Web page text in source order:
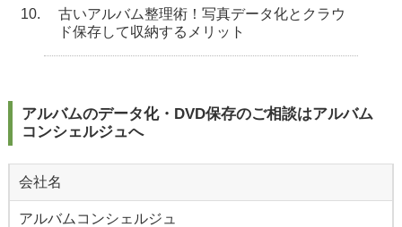
古いアルバム整理術！写真データ化とクラウ
ド保存して収納するメリット
アルバムのデータ化・DVD保存のご相談はアルバム
コンシェルジュへ
会社名
アルバムコンシェルジュ